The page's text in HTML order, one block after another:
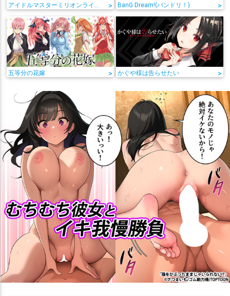
> BanG Dream!(バンドリ！) >
五等分の花嫁 > かぐや様は告らせたい >